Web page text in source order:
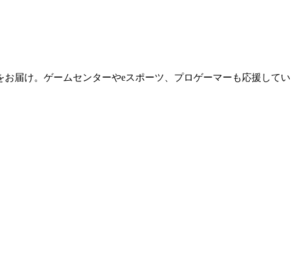
届け。ゲームセンターやeスポーツ、プロゲーマーも応援して